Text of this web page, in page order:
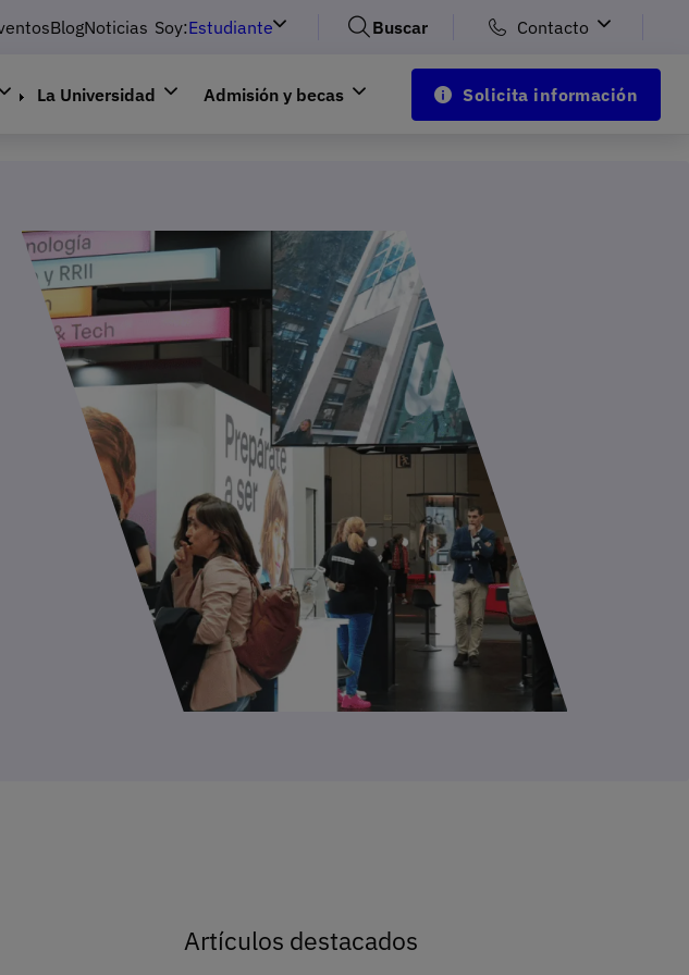
BlogNoticias Soy:Estudiante Buscar Contacto
La Universidad Admisión y becas Solicita información
Artículos destacados